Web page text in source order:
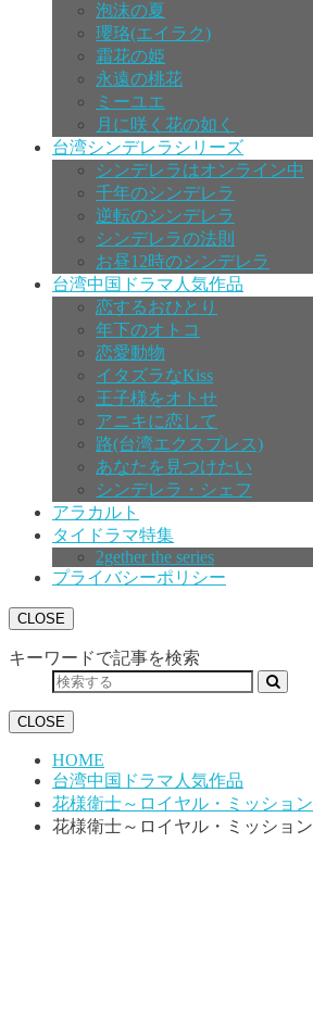
泡沫の夏
瓔珞(エイラク)
霜花の姫
永遠の桃花
ミーユエ
月に咲く花の如く
台湾シンデレラシリーズ
シンデレラはオンライン中
千年のシンデレラ
逆転のシンデレラ
シンデレラの法則
お昼12時のシンデレラ
台湾中国ドラマ人気作品
恋するおひとり
年下のオトコ
恋愛動物
イタズラなKiss
王子様をオトせ
アニキに恋して
路(台湾エクスプレス)
あなたを見つけたい
シンデレラ・シェフ
アラカルト
タイドラマ特集
2gether the series
プライバシーポリシー
CLOSE
キーワードで記事を検索
CLOSE
HOME
台湾中国ドラマ人気作品
花様衛士～ロイヤル・ミッション
花様衛士～ロイヤル・ミッショ